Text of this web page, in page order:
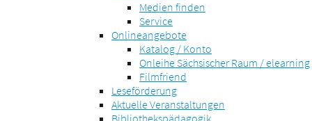
Medien finden
Service
Onlineangebote
Katalog / Konto
Onleihe Sächsischer Raum / elearning
Filmfriend
Leseförderung
Aktuelle Veranstaltungen